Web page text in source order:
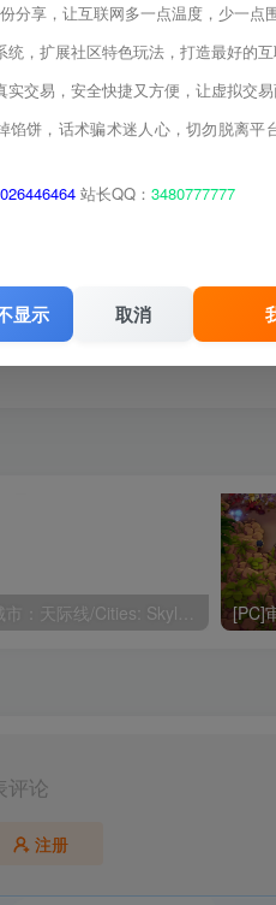
收藏
[PC]
评论
注册
分享，让互联网多一点温度，少一点围
统，扩展社区特色玩法，打造最好的互
实交易，安全快捷又方便，让虚拟交易
馅饼，话术骗术迷人心，切勿脱离平
站长QQ： 3480777777
显示 取消